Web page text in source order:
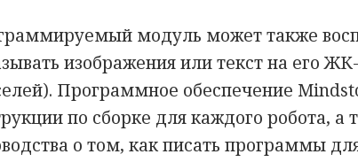
модуль может также
изображения или текст на его
Программное обеспечение
по сборке для каждого робота, а
о том, как писать программы